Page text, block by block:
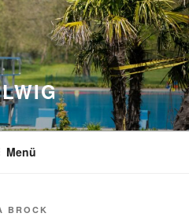
Menü
BROCK